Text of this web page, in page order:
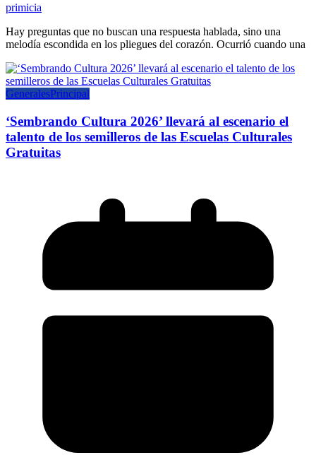
primicia
Hay preguntas que no buscan una respuesta hablada, sino una
melodía escondida en los pliegues del corazón. Ocurrió cuando una
GeneralesPrincipal
‘Sembrando Cultura 2026’ llevará al escenario el
talento de los semilleros de las Escuelas Culturales
Gratuitas